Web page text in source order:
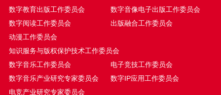
数字教育出版工作委员会
数字音像电子出版工作委员会
数字阅读工作委员会
出版融合工作委员会
动漫工作委员会
知识服务与版权保护技术工作委员会
数字音乐工作委员会
电子竞技工作委员会
数字音乐产业研究专家委员会
数字IP应用工作委员会
电竞产业研究专家委员会